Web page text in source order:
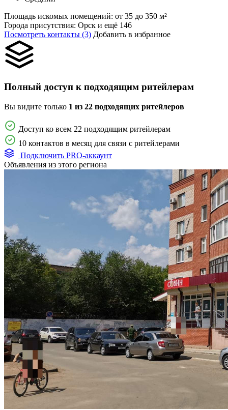
Площадь искомых помещений: от 35 до 350 м²
Города присутствия: Орск и ещё 146
Посмотреть контакты (3) Добавить в избранное
Полный доступ к подходящим ритейлерам
Вы видите только 1 из 22 подходящих ритейлеров
Доступ ко всем 22 подходящим ритейлерам
10 контактов в месяц для связи с ритейлерами
Подключить PRO-аккаунт
Объявления из этого региона